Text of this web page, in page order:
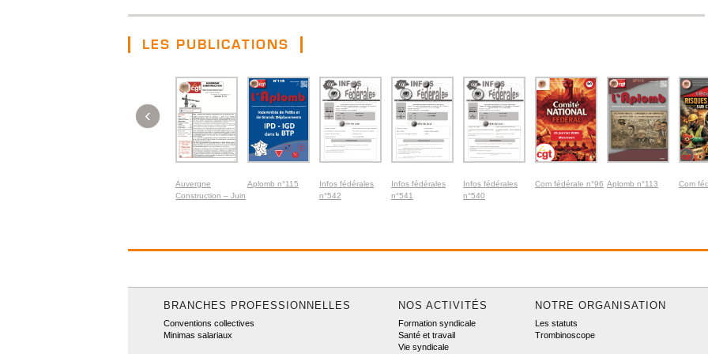
LES PUBLICATIONS
Auvergne
Construction – Juin
Aplomb n°115
Infos fédérales
n°542
Infos fédérales
n°541
Infos fédérales
n°540
Com fédérale n°96 Aplomb n°113 Com
‹
BRANCHES PROFESSIONNELLES
Conventions collectives
Minimas salariaux
NOS ACTIVITÉS
Formation syndicale
Santé et travail
Vie syndicale
NOTRE ORGANISATION
Les statuts
Trombinoscope